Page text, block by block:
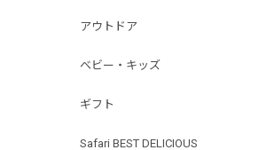
アウトドア
ベビー・キッズ
ギフト
Safari BEST DELICIOUS